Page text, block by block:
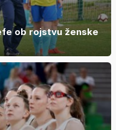
ob rojstvu ženske